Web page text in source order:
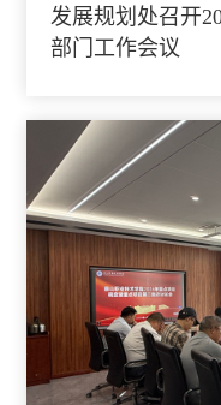
发展规划处召开
部门工作会议